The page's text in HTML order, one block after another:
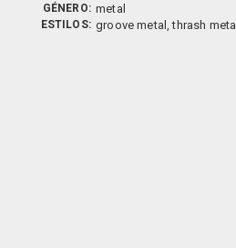
GÉNERO: metal
ESTILOS: groove metal, thrash metal